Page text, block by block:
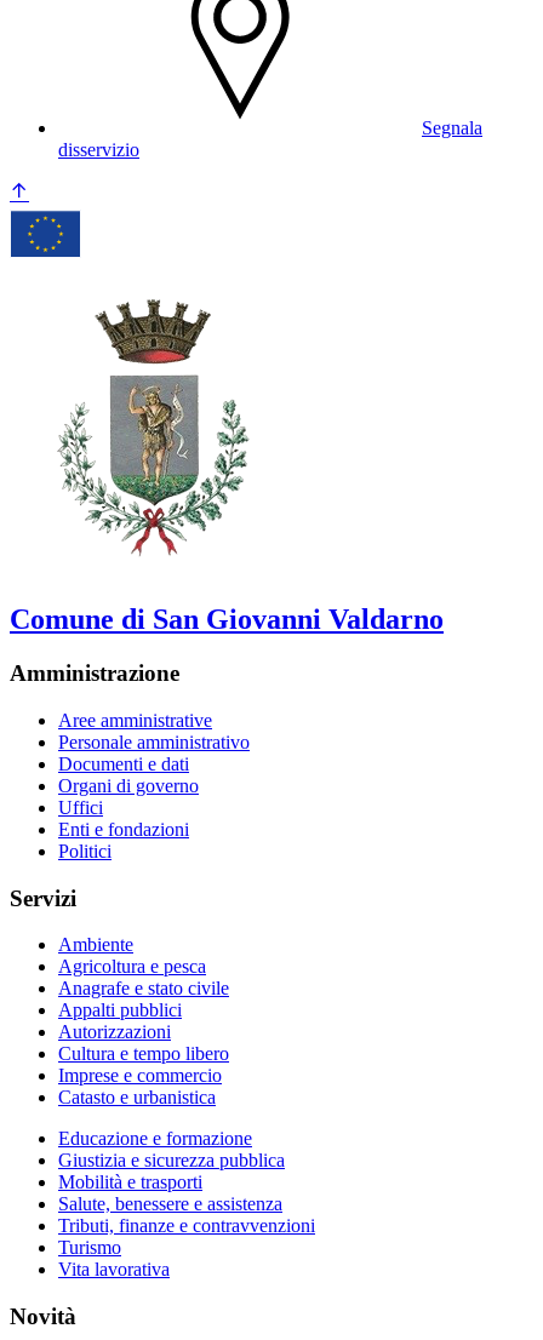
Segnala
disservizio
Comune di San Giovanni Valdarno
Amministrazione
Aree amministrative
Personale amministrativo
Documenti e dati
Organi di governo
Uffici
Enti e fondazioni
Politici
Servizi
Ambiente
Agricoltura e pesca
Anagrafe e stato civile
Appalti pubblici
Autorizzazioni
Cultura e tempo libero
Imprese e commercio
Catasto e urbanistica
Educazione e formazione
Giustizia e sicurezza pubblica
Mobilità e trasporti
Salute, benessere e assistenza
Tributi, finanze e contravvenzioni
Turismo
Vita lavorativa
Novità